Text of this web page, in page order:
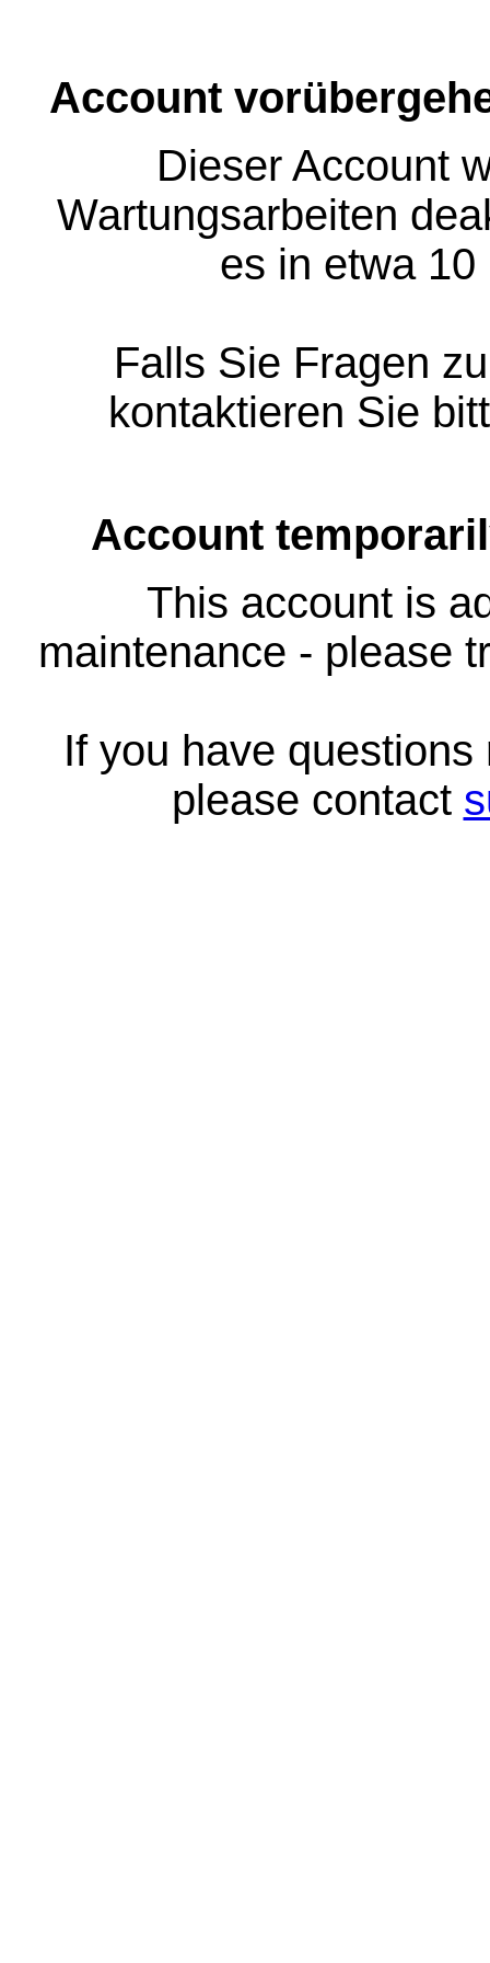
Account
Dieser Account
Wartungsarbeiten
es in etwa
Falls Sie Fragen
kontaktieren Sie
Account
This account is
maintenance - please
If you have
please contact